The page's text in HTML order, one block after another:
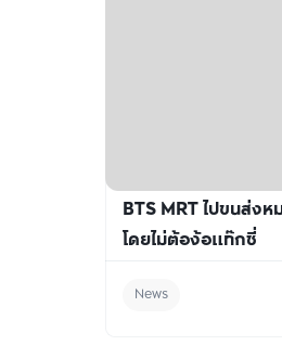
BTS MRT ไปขนส่ง
โดยไม่ต้อง้อแท๊กซี่
News